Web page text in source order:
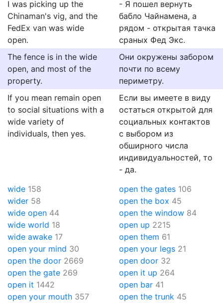
I was picking up the
Chinaman's vig, and the
FedEx van was wide
open.
- Я пошел вернуть
бабло Чайнамена, а
рядом - открытая тачка
сраных Фед Экс.
The fence is in the wide
open, and most of the
property.
Они окружены забором
почти по всему
периметру.
If you mean remain open
to social situations with a
wide variety of
individuals, then yes.
Если вы имеете в виду
остаться открытой для
социальных контактов
с выбором из
обширного числа
индивидуальностей, то
- да.
wide 158
wider 58
wide open 44
wide world 18
wide awake 17
open your mind 30
open the door 2669
open the gate 269
open it 1442
open your mouth 357
open the gates 106
open the box 45
open the window 84
open up 2215
open them 61
open your legs 21
open door 32
open it up 264
open bar 41
open the trunk 45